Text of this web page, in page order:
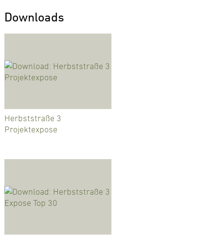
Downloads
Herbststraße 3
Projektexpose